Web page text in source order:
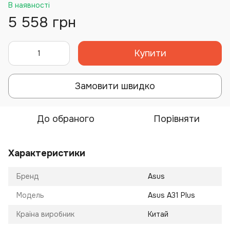
В наявності
5 558 грн
Купити
Замовити швидко
До обраного Порівняти
Характеристики
Бренд Asus
Модель Asus A31 Plus
Країна виробник Китай